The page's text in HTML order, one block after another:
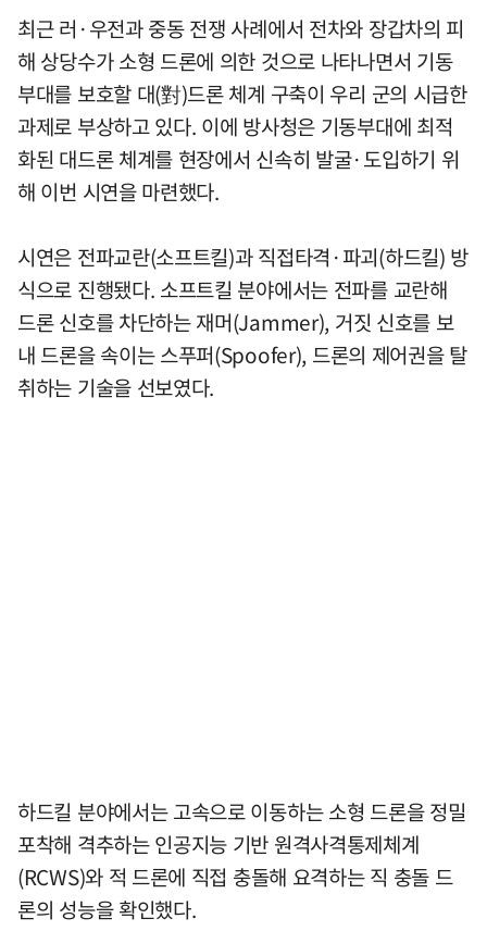
최근 러·우전과 중동 전쟁 사례에서 전차와 장갑차의 피
해 상당수가 소형 드론에 의한 것으로 나타나면서 기동
부대를 보호할 대(對)드론 체계 구축이 우리 군의 시급한
과제로 부상하고 있다. 이에 방사청은 기동부대에 최적
화된 대드론 체계를 현장에서 신속히 발굴·도입하기 위
해 이번 시연을 마련했다.
시연은 전파교란(소프트킬)과 직접타격·파괴(하드킬) 방
식으로 진행됐다. 소프트킬 분야에서는 전파를 교란해
드론 신호를 차단하는 재머(Jammer), 거짓 신호를 보
내 드론을 속이는 스푸퍼(Spoofer), 드론의 제어권을 탈
취하는 기술을 선보였다.
하드킬 분야에서는 고속으로 이동하는 소형 드론을 정밀
포착해 격추하는 인공지능 기반 원격사격통제체계
(RCWS)와 적 드론에 직접 충돌해 요격하는 직 충돌 드
론의 성능을 확인했다.